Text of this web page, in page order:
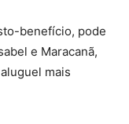
benefício, pode
e Maracanã,
mais